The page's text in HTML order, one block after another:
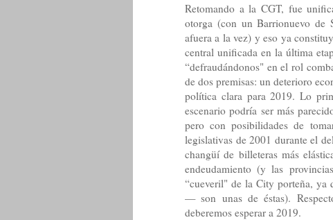
Retomando a la CGT, fue
otorga (con un Barrionuevo de
afuera a la vez) y eso ya
central unificada en la última
“defraudándonos" en el rol
de dos premisas: un deterioro
política clara para 2019. Lo
escenario podría ser más
pero con posibilidades de
legislativas de 2001 durante el
changüí de billeteras más
endeudamiento (y las
“cueveril" de la City porteña, ya
— son unas de éstas).
deberemos esperar a 2019.